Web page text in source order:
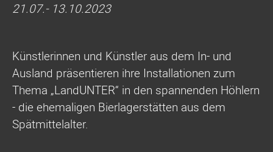
21.07.- 13.10.2023
Künstlerinnen und Künstler aus dem In- und
Ausland präsentieren ihre Installationen zum
Thema „LandUNTER“ in den spannenden Höhlern
- die ehemaligen Bierlagerstätten aus dem
Spätmittelalter.